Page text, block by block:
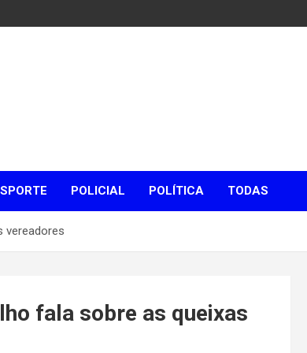
POLICIAL POLÍTICA TODAS
vereadores
fala sobre as queixas